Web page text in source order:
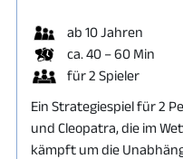
ab 10 Jahren
ca. 40 – 60 Min
für 2 Spieler
Ein Strategiespiel für 2
und Cleopatra, die im
kämpft um die